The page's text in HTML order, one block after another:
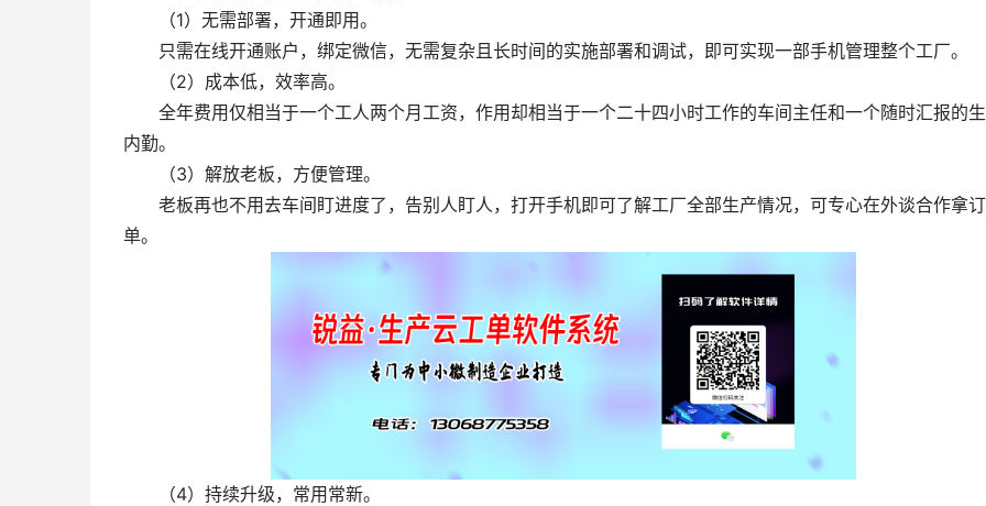
（1）无需部署，开通即用。
只需在线开通账户，绑定微信，无需复杂且长时间的实施部署和调试，即可实现一部手机管理整个工厂。
（2）成本低，效率高。
全年费用仅相当于一个工人两个月工资，作用却相当于一个二十四小时工作的车间主任和一个随时汇报的
内勤。
（3）解放老板，方便管理。
老板再也不用去车间盯进度了，告别人盯人，打开手机即可了解工厂全部生产情况，可专心在外谈合作拿订
单。
（4）持续升级，常用常新。